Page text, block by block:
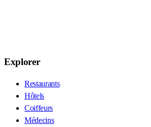
Explorer
Restaurants
Hôtels
Coiffeurs
Médecins